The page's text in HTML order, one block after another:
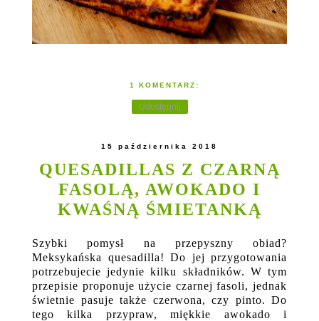
1 KOMENTARZ:
Udostępnij
15 października 2018
QUESADILLAS Z CZARNĄ
FASOLĄ, AWOKADO I
KWAŚNĄ ŚMIETANKĄ
Szybki pomysł na przepyszny obiad?
Meksykańska quesadilla! Do jej przygotowania
potrzebujecie jedynie kilku składników. W tym
przepisie proponuje użycie czarnej fasoli, jednak
świetnie pasuje także czerwona, czy pinto. Do
tego kilka przypraw, miękkie awokado i